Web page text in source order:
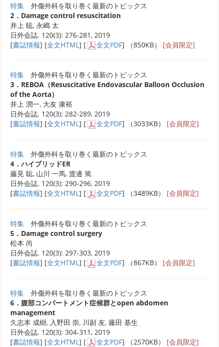
特集 外傷外科を取り巻く最新のトピックス
2．Damage control resuscitation
井上 聡, 永嶋 太
日外会誌. 120(3): 276-281, 2019
[書誌情報] [全文HTML ] [ 全文PDF] （850KB） [会員限定]
特集 外傷外科を取り巻く最新のトピックス
3．REBOA（Resuscitative Endovascular Balloon Occlusion
of the Aorta）
井上 潤一, 大友 康裕
日外会誌. 120(3): 282-289, 2019
[書誌情報] [全文HTML] [ 全文PDF] （3033KB） [会員限定]
特集 外傷外科を取り巻く最新のトピックス
4．ハイブリッドER
藤見 聡, 山川 一馬, 渡邊 篤
日外会誌. 120(3): 290-296, 2019
[書誌情報] [全文HTML] [ 全文PDF] （3489KB） [会員限定]
特集 外傷外科を取り巻く最新のトピックス
5．Damage control surgery
松本 尚
日外会誌. 120(3): 297-303, 2019
[書誌情報] [全文HTML ] [ 全文PDF] （867KB） [会員限定]
特集 外傷外科を取り巻く最新のトピックス
6．腹部コンパートメント症候群とopen abdomen
management
久志本 成樹, 入野田 崇, 川副 友, 藤田 基生
日外会誌. 120(3): 304-311, 2019
[書誌情報] [全文HTML ] [ 全文PDF] （2570KB） [会員限定]